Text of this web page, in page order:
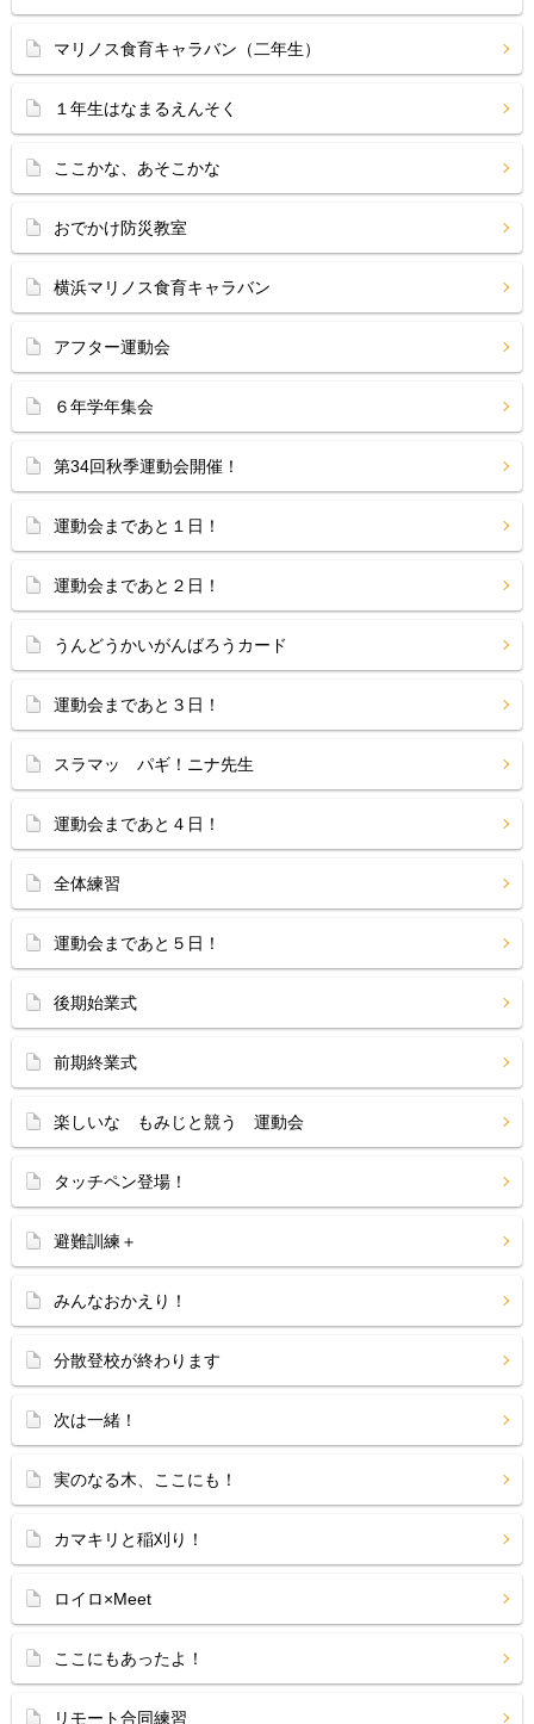
マリノス食育キャラバン（二年生）
１年生はなまるえんそく
ここかな、あそこかな
おでかけ防災教室
横浜マリノス食育キャラバン
アフター運動会
６年学年集会
第34回秋季運動会開催！
運動会まであと１日！
運動会まであと２日！
うんどうかいがんばろうカード
運動会まであと３日！
スラマッ パギ！ニナ先生
運動会まであと４日！
全体練習
運動会まであと５日！
後期始業式
前期終業式
楽しいな もみじと競う 運動会
タッチペン登場！
避難訓練＋
みんなおかえり！
分散登校が終わります
次は一緒！
実のなる木、ここにも！
カマキリと稲刈り！
ロイロ×Meet
ここにもあったよ！
リモート合同練習